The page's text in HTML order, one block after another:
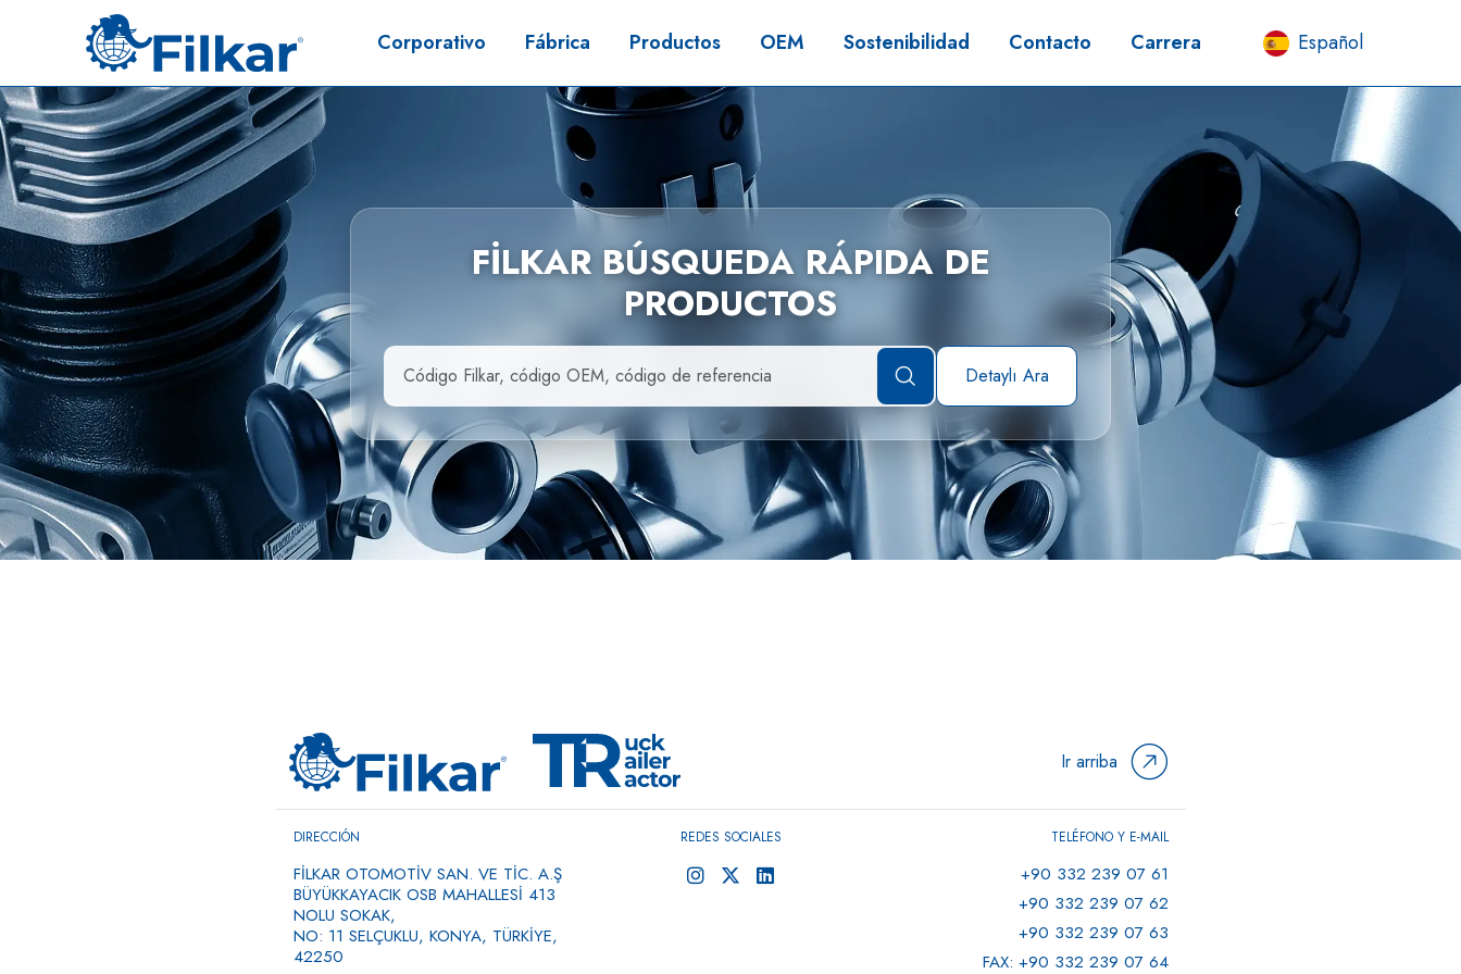
Corporativo Fábrica Productos OEM Sostenibilidad Contacto Carrera Español
FİLKAR BÚSQUEDA RÁPIDA DE
PRODUCTOS
Detaylı Ara
Ir arriba
REDES SOCIALES
DIRECCIÓN
FİLKAR OTOMOTİV SAN. VE TİC. A.Ş
BÜYÜKKAYACIK OSB MAHALLESİ 413
NOLU SOKAK,
NO: 11 SELÇUKLU, KONYA, TÜRKİYE,
42250
TELÉFONO Y E-MAIL
+90 332 239 07 61
+90 332 239 07 62
+90 332 239 07 63
FAX: +90 332 239 07 64